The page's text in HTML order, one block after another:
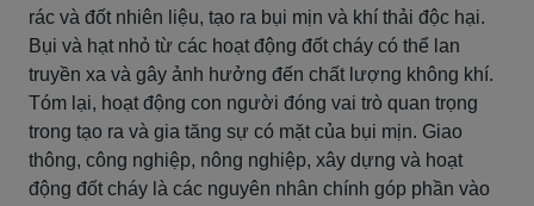
rác và đốt nhiên liệu, tạo ra bụi mịn và khí thải độc hại.
Bụi và hạt nhỏ từ các hoạt động đốt cháy có thể lan
truyền xa và gây ảnh hưởng đến chất lượng không khí.
Tóm lại, hoạt động con người đóng vai trò quan trọng
trong tạo ra và gia tăng sự có mặt của bụi mịn. Giao
thông, công nghiệp, nông nghiệp, xây dựng và hoạt
động đốt cháy là các nguyên nhân chính góp phần vào